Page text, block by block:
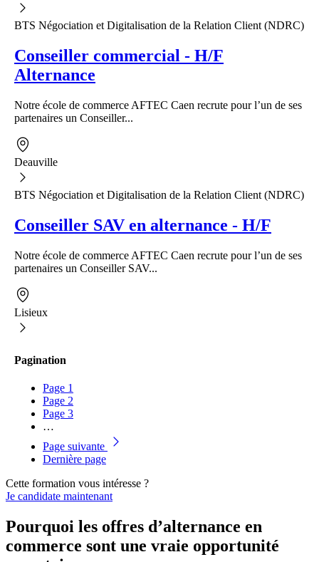
BTS Négociation et Digitalisation de la Relation Client (NDRC)
Conseiller commercial - H/F
Alternance
Notre école de commerce AFTEC Caen recrute pour l’un de ses
partenaires un Conseiller...
Deauville
BTS Négociation et Digitalisation de la Relation Client (NDRC)
Conseiller SAV en alternance - H/F
Notre école de commerce AFTEC Caen recrute pour l’un de ses
partenaires un Conseiller SAV...
Lisieux
Pagination
Page 1
Page 2
Page 3
…
Page suivante
Dernière page
Cette formation vous intéresse ?
Je candidate maintenant
Pourquoi les offres d’alternance en
commerce sont une vraie opportunité